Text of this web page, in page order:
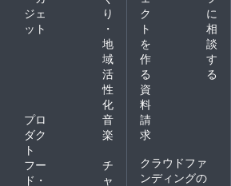
ジェ
ット
り
・
地
域
活
性
化
プロ
ダク
ト
音
楽
フー
ド・
チ
ャ
ク
ト
を
作
る
に
相
談
す
る
資
料
請
求
クラウドファ
ンディングの